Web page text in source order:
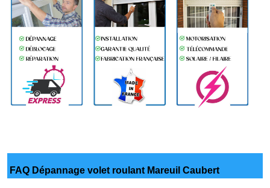
FAQ Dépannage volet roulant Mareuil Caubert